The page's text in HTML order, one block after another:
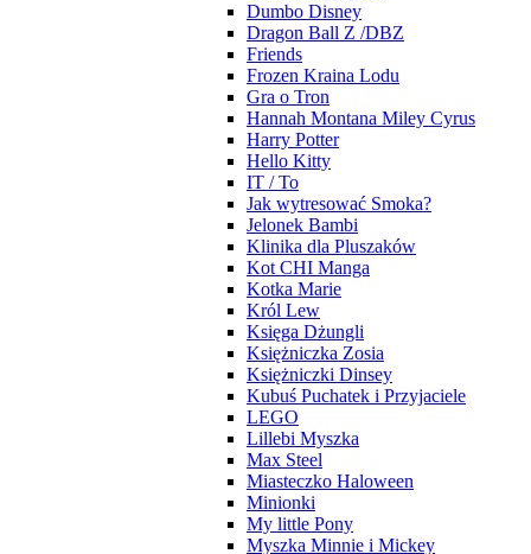
Dumbo Disney
Dragon Ball Z /DBZ
Friends
Frozen Kraina Lodu
Gra o Tron
Hannah Montana Miley Cyrus
Harry Potter
Hello Kitty
IT / To
Jak wytresować Smoka?
Jelonek Bambi
Klinika dla Pluszaków
Kot CHI Manga
Kotka Marie
Król Lew
Księga Dżungli
Księżniczka Zosia
Księżniczki Dinsey
Kubuś Puchatek i Przyjaciele
LEGO
Lillebi Myszka
Max Steel
Miasteczko Haloween
Minionki
My little Pony
Myszka Minnie i Mickey